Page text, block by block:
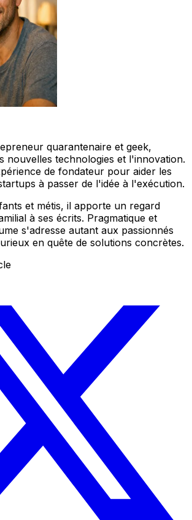
quarantenaire et geek,
nouvelles technologies et l'innovation.
de fondateur pour aider les
à passer de l'idée à l'exécution.
et métis, il apporte un regard
à ses écrits. Pragmatique et
s'adresse autant aux passionnés
en quête de solutions concrètes.